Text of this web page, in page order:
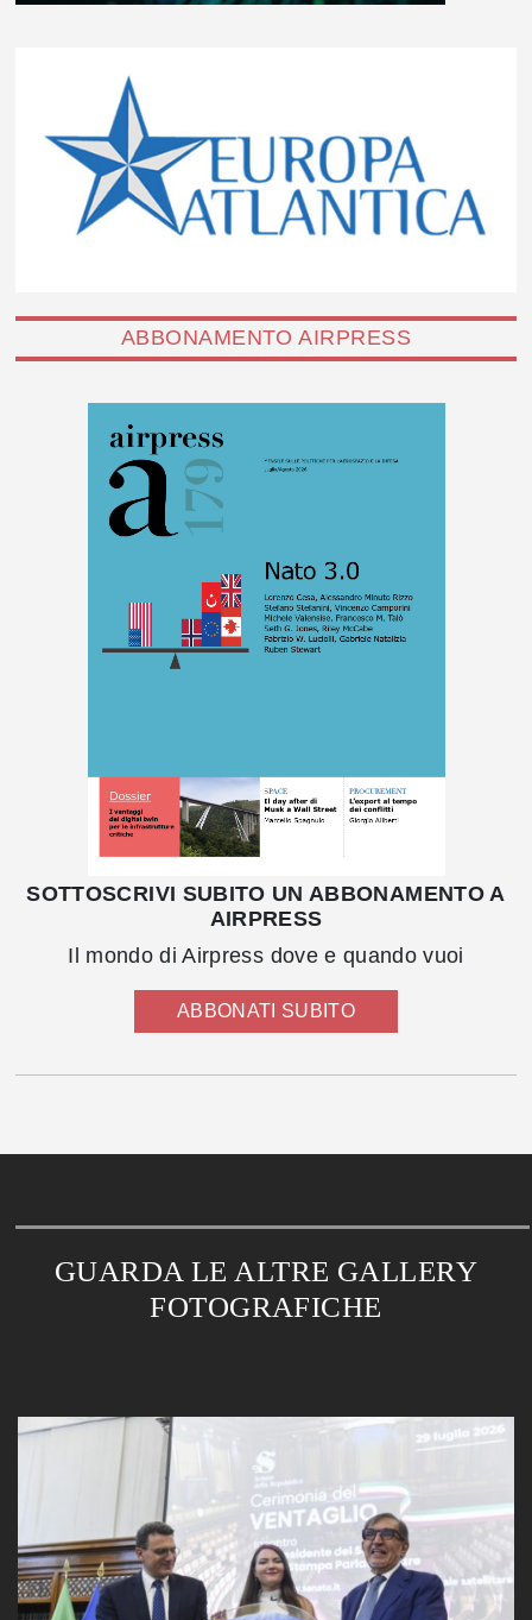
ABBONAMENTO AIRPRESS
SOTTOSCRIVI SUBITO UN ABBONAMENTO A
AIRPRESS
Il mondo di Airpress dove e quando vuoi
ABBONATI SUBITO
GUARDA LE ALTRE GALLERY
FOTOGRAFICHE